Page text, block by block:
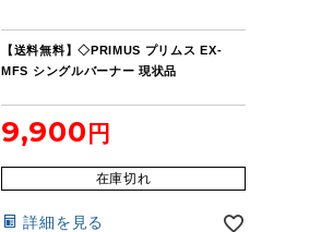
【送料無料】◇PRIMUS プリムス EX-
MFS シングルバーナー 現状品
9,900
在庫切れ
詳細を見る